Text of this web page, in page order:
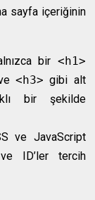
sayfa içeriğinin
bir <h1>
<h3> gibi alt
bir şekilde
ve JavaScript
ve ID’ler tercih